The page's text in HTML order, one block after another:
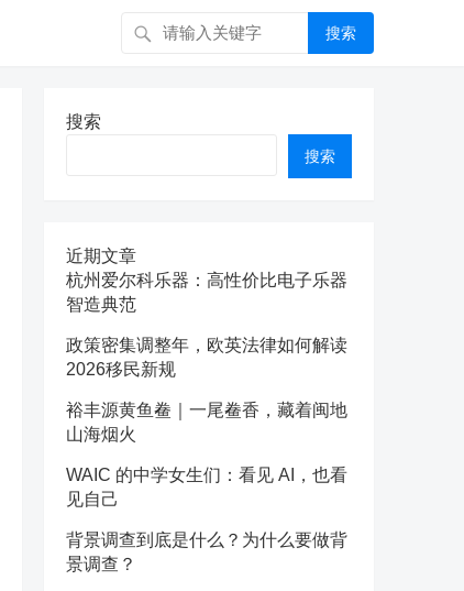
搜索
搜索
搜索
近期文章
杭州爱尔科乐器：高性价比电子乐器
智造典范
政策密集调整年，欧英法律如何解读
2026移民新规
裕丰源黄鱼鲞｜一尾鲞香，藏着闽地
山海烟火
WAIC 的中学女生们：看见 AI，也看
见自己
背景调查到底是什么？为什么要做背
景调查？